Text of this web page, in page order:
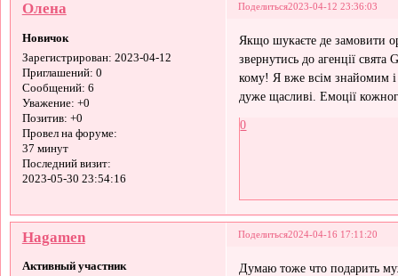
Поделиться2023-04-12 23:36:03
Олена
Новичок
Зарегистрирован: 2023-04-12
Приглашений: 0
Сообщений: 6
Уважение: +0
Позитив: +0
Провел на форуме:
37 минут
Последний визит:
2023-05-30 23:54:16
Якщо шукаєте де замовити
звернутись до агенції
кому! Я вже всім знайомим і
дуже щасливі. Емоції
0
Поделиться2024-04-16 17:11:20
Hagamen
Активный участник
Думаю тоже что подарить